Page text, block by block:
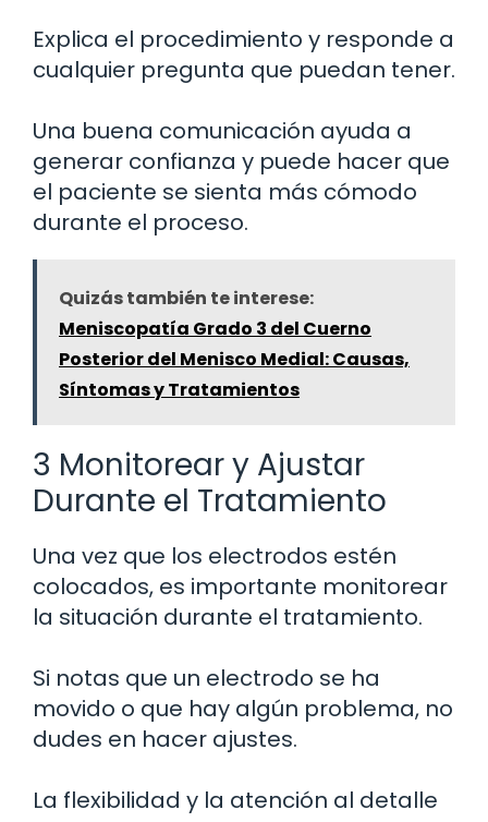
Explica el procedimiento y responde a
cualquier pregunta que puedan tener.
Una buena comunicación ayuda a
generar confianza y puede hacer que
el paciente se sienta más cómodo
durante el proceso.
Quizás también te interese:
Meniscopatía Grado 3 del Cuerno
Posterior del Menisco Medial: Causas,
Síntomas y Tratamientos
3 Monitorear y Ajustar
Durante el Tratamiento
Una vez que los electrodos estén
colocados, es importante monitorear
la situación durante el tratamiento.
Si notas que un electrodo se ha
movido o que hay algún problema, no
dudes en hacer ajustes.
La flexibilidad y la atención al detalle